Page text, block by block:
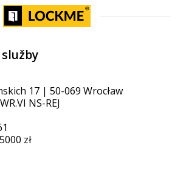
17 | 50-069 Wrocław
NS-REJ
zł